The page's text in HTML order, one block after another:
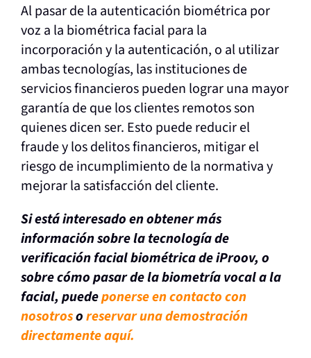
Al pasar de la autenticación biométrica por
voz a la biométrica facial para la
incorporación y la autenticación, o al utilizar
ambas tecnologías, las instituciones de
servicios financieros pueden lograr una mayor
garantía de que los clientes remotos son
quienes dicen ser. Esto puede reducir el
fraude y los delitos financieros, mitigar el
riesgo de incumplimiento de la normativa y
mejorar la satisfacción del cliente.
Si está interesado en obtener más
información sobre la tecnología de
verificación facial biométrica de iProov, o
sobre cómo pasar de la biometría vocal a la
facial, puedeponerse en contacto con
nosotrosoreservar una demostración
directamente aquí.